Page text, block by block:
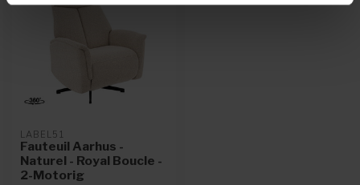
LABEL51
Fauteuil Aarhus -
Naturel - Royal Boucle -
2-Motorig